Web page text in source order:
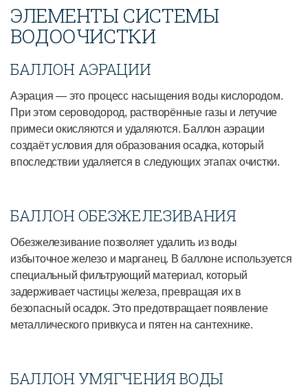
ЭЛЕМЕНТЫ СИСТЕМЫ
ВОДООЧИСТКИ
БАЛЛОН АЭРАЦИИ
Аэрация — это процесс насыщения воды кислородом.
При этом сероводород, растворённые газы и летучие
примеси окисляются и удаляются. Баллон аэрации
создаёт условия для образования осадка, который
впоследствии удаляется в следующих этапах очистки.
БАЛЛОН ОБЕЗЖЕЛЕЗИВАНИЯ
Обезжелезивание позволяет удалить из воды
избыточное железо и марганец. В баллоне используется
специальный фильтрующий материал, который
задерживает частицы железа, превращая их в
безопасный осадок. Это предотвращает появление
металлического привкуса и пятен на сантехнике.
БАЛЛОН УМЯГЧЕНИЯ ВОДЫ